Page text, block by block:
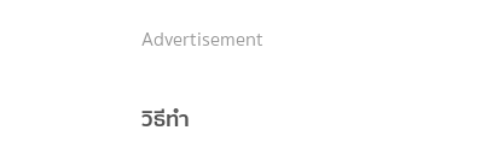
Advertisement
วิธีทำ